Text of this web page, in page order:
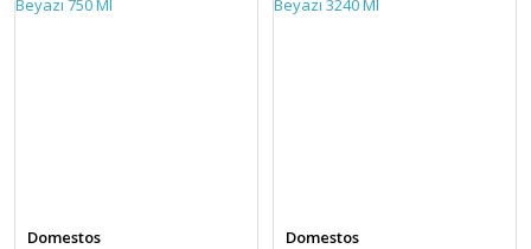
Domestos
Domestos